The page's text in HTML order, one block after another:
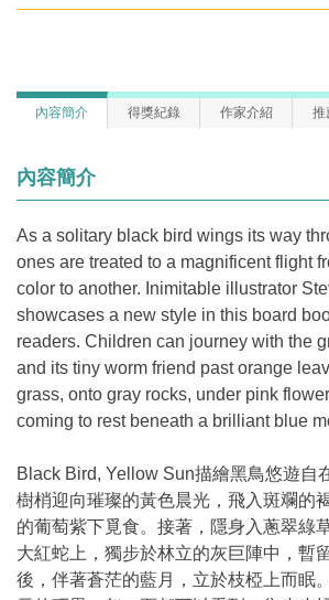
內容簡介 得獎紀錄 作家介紹 推
內容簡介
As a solitary black bird wings its way
ones are treated to a magnificent flight
color to another. Inimitable illustrator
showcases a new style in this board
readers. Children can journey with the
and its tiny worm friend past orange
grass, onto gray rocks, under pink
coming to rest beneath a brilliant blue
Black Bird, Yellow Sun描繪黑鳥悠遊自
樹梢迎向璀璨的黃色晨光，飛入斑斕的
的葡萄紫下覓食。接著，隱身入蔥翠綠
大紅蛇上，獨步於林立的灰巨陣中，暫
後，伴著蒼茫的藍月，立於枝椏上而眠